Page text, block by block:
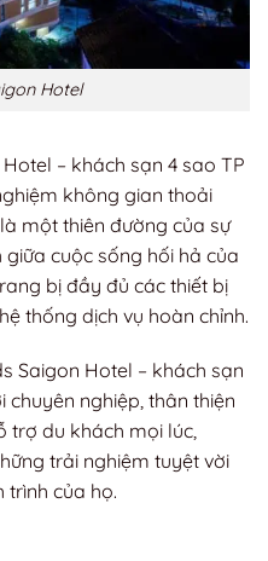
Hotel
– khách sạn 4 sao TP
không gian thoải
một thiên đường của sự
cuộc sống hối hả của
bị đầy đủ các thiết bị
thống dịch vụ hoàn chỉnh.
Saigon Hotel – khách sạn
chuyên nghiệp, thân thiện
trợ du khách mọi lúc,
trải nghiệm tuyệt vời
của họ.